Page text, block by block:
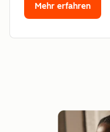
Mehr erfahren